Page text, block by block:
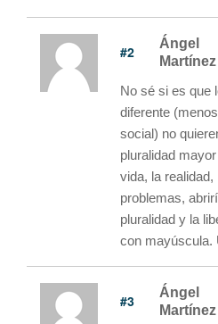
#2
Ángel
Martínez
No sé si es que
diferente
social) no
pluralidad
vida, la
problemas,
pluralidad y la
con mayúscula.
#3
Ángel
Martínez